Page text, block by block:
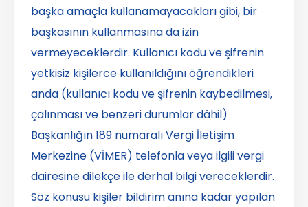
başka amaçla kullanamayacakları gibi, bir
başkasının kullanmasına da izin
vermeyeceklerdir. Kullanıcı kodu ve şifrenin
yetkisiz kişilerce kullanıldığını öğrendikleri
anda (kullanıcı kodu ve şifrenin kaybedilmesi,
çalınması ve benzeri durumlar dâhil)
Başkanlığın 189 numaralı Vergi İletişim
Merkezine (VİMER) telefonla veya ilgili vergi
dairesine dilekçe ile derhal bilgi vereceklerdir.
Söz konusu kişiler bildirim anına kadar yapılan